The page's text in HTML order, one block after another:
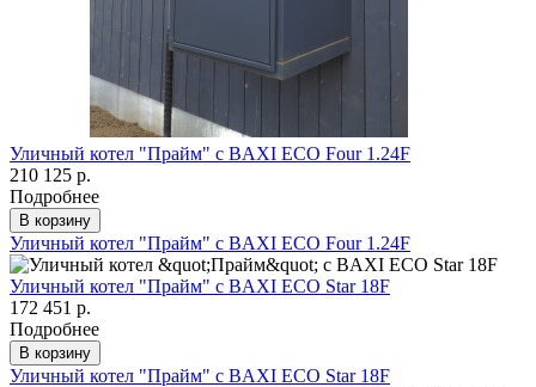
Уличный котел "Прайм" с BAXI ECO Four 1.24F
210 125 р.
Подробнее
В корзину
Уличный котел "Прайм" с BAXI ECO Four 1.24F
Уличный котел "Прайм" с BAXI ECO Star 18F
172 451 р.
Подробнее
В корзину
Уличный котел "Прайм" с BAXI ECO Star 18F